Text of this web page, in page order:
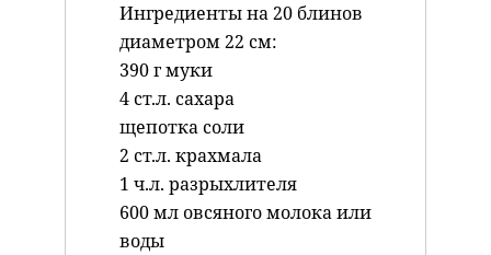
Ингредиенты на 20 блинов
диаметром 22 см:
390 г муки
4 ст.л. сахара
щепотка соли
2 ст.л. крахмала
1 ч.л. разрыхлителя
600 мл овсяного молока или
воды